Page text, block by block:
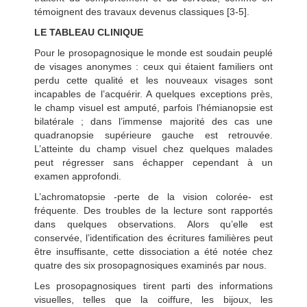
témoignent des travaux devenus classiques [3-5].
LE TABLEAU CLINIQUE
Pour le prosopagnosique le monde est soudain peuplé
de visages anonymes : ceux qui étaient familiers ont
perdu cette qualité et les nouveaux visages sont
incapables de l’acquérir. A quelques exceptions près,
le champ visuel est amputé, parfois l’hémianopsie est
bilatérale ; dans l’immense majorité des cas une
quadranopsie supérieure gauche est retrouvée.
L’atteinte du champ visuel chez quelques malades
peut régresser sans échapper cependant à un
examen approfondi.
L’achromatopsie -perte de la vision colorée- est
fréquente. Des troubles de la lecture sont rapportés
dans quelques observations. Alors qu’elle est
conservée, l’identification des écritures familières peut
être insuffisante, cette dissociation a été notée chez
quatre des six prosopagnosiques examinés par nous.
Les prosopagnosiques tirent parti des informations
visuelles, telles que la coiffure, les bijoux, les